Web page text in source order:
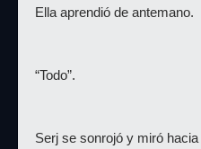
Ella aprendió de antemano.
“Todo”.
Serj se sonrojó y miró